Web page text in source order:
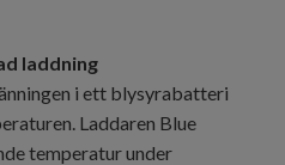
laddning
i ett blysyrabatteri
Laddaren Blue
temperatur under